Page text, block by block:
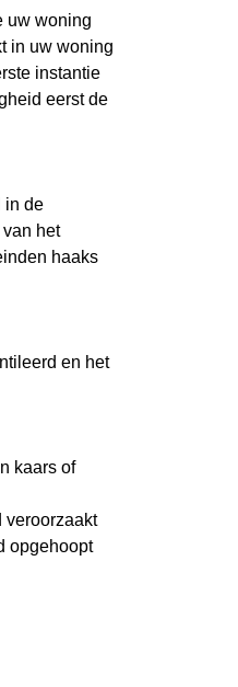
uw woning
in uw woning
instantie
eerst de
in de
het
haaks
en het
kaars of
veroorzaakt
opgehoopt